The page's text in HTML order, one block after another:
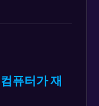
퓨터가 재